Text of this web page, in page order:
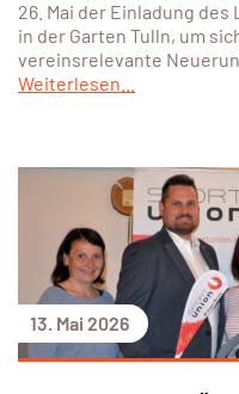
26. Mai der Einladung
in der Garten Tulln, um
vereinsrelevante
Weiterlesen...
13. Mai 2026